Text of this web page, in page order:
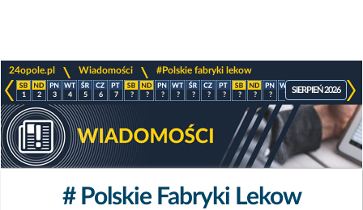
24opole.pl Wiadomości #Polskie fabryki lekow
1 2 3 4 5 6 7 ? ? ? ? ? ? ? ? ? ? ? ? ? ?
SIERPIEŃ 2026
# Polskie Fabryki Lekow